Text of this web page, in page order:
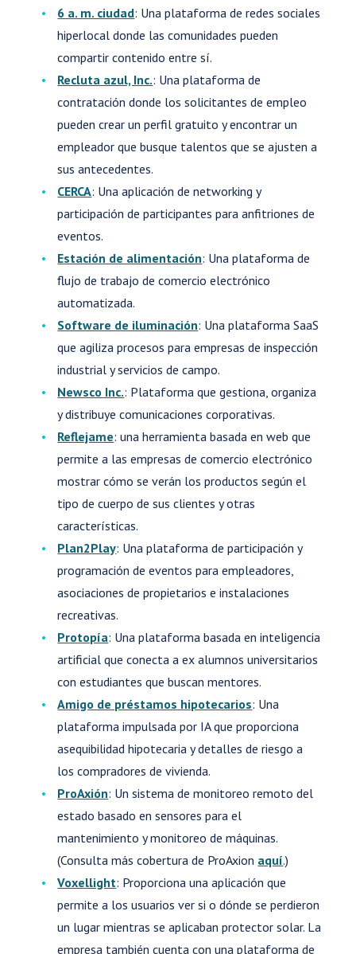
6 a. m. ciudad: Una plataforma de redes sociales
hiperlocal donde las comunidades pueden
compartir contenido entre sí.
Recluta azul, Inc.: Una plataforma de
contratación donde los solicitantes de empleo
pueden crear un perfil gratuito y encontrar un
empleador que busque talentos que se ajusten a
sus antecedentes.
CERCA: Una aplicación de networking y
participación de participantes para anfitriones de
eventos.
Estación de alimentación: Una plataforma de
flujo de trabajo de comercio electrónico
automatizada.
Software de iluminación: Una plataforma SaaS
que agiliza procesos para empresas de inspección
industrial y servicios de campo.
Newsco Inc.: Plataforma que gestiona, organiza
y distribuye comunicaciones corporativas.
Reflejame: una herramienta basada en web que
permite a las empresas de comercio electrónico
mostrar cómo se verán los productos según el
tipo de cuerpo de sus clientes y otras
características.
Plan2Play: Una plataforma de participación y
programación de eventos para empleadores,
asociaciones de propietarios e instalaciones
recreativas.
Protopía: Una plataforma basada en inteligencia
artificial que conecta a ex alumnos universitarios
con estudiantes que buscan mentores.
Amigo de préstamos hipotecarios: Una
plataforma impulsada por IA que proporciona
asequibilidad hipotecaria y detalles de riesgo a
los compradores de vivienda.
ProAxión: Un sistema de monitoreo remoto del
estado basado en sensores para el
mantenimiento y monitoreo de máquinas.
(Consulta más cobertura de ProAxion aquí.)
Voxellight: Proporciona una aplicación que
permite a los usuarios ver si o dónde se perdieron
un lugar mientras se aplicaban protector solar. La
empresa también cuenta con una plataforma de